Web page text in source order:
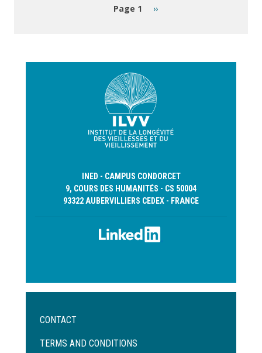
Page 1
Next
››
INED - CAMPUS CONDORCET
9, COURS DES HUMANITÉS - CS 50004
93322 AUBERVILLIERS CEDEX - FRANCE
Menu
de
CONTACT
TERMS AND CONDITIONS